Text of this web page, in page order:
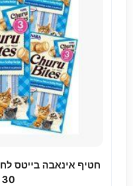
חטיף אינאבה בייטס
30 גרם